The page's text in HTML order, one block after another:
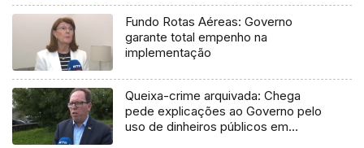
Fundo Rotas Aéreas: Governo
garante total empenho na
implementação
Queixa-crime arquivada: Chega
pede explicações ao Governo pelo
uso de dinheiros públicos em